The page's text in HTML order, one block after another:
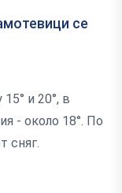
се
и 20°, в
- около 18°. По
сняг.